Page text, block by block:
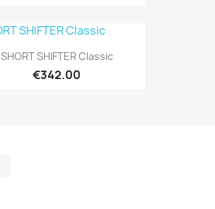
SHORT SHIFTER Classic
€342.00